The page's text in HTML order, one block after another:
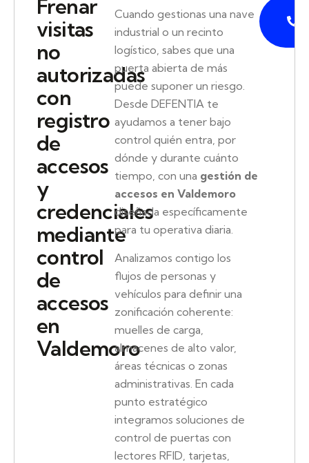
Frenar
visitas
no
autorizadas
con
registro
de
accesos
y
credenciales
mediante
control
de
accesos
en
Valdemoro
Cuando gestionas una nave
industrial o un recinto
logístico, sabes que una
puerta abierta de más
puede suponer un riesgo.
Desde DEFENTIA te
ayudamos a tener bajo
control quién entra, por
dónde y durante cuánto
tiempo, con una gestión de
accesos en Valdemoro
diseñada específicamente
para tu operativa diaria.
Analizamos contigo los
flujos de personas y
vehículos para definir una
zonificación coherente:
muelles de carga,
almacenes de alto valor,
áreas técnicas o zonas
administrativas. En cada
punto estratégico
integramos soluciones de
control de puertas con
lectores RFID, tarjetas,